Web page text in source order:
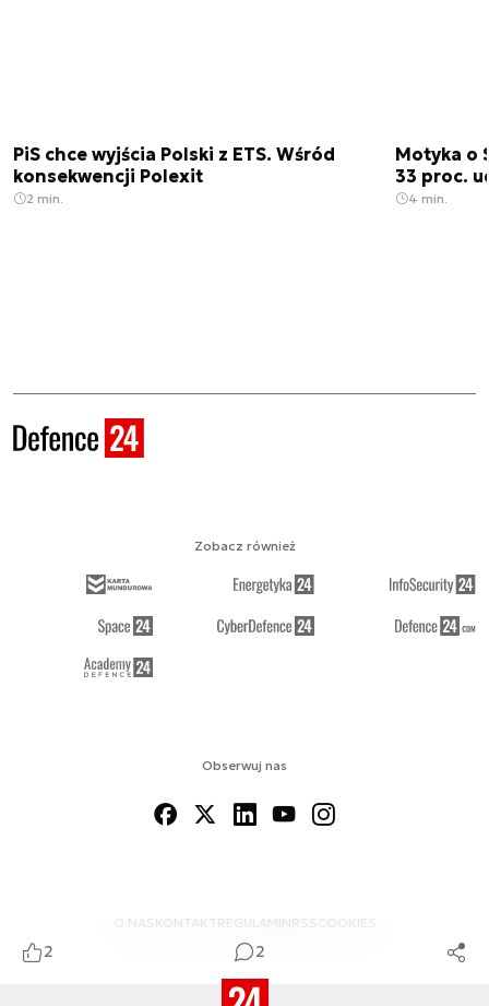
2 2
PiS chce wyjścia Polski z ETS. Wśród
konsekwencji Polexit
2 min.
Motyka o
33 proc.
4 min.
Obserwuj nas
O NAS KONTAKTREGULAMINRSS COOKIES
Zobacz również